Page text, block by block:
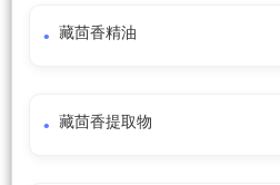
藏茴香精油
藏茴香提取物